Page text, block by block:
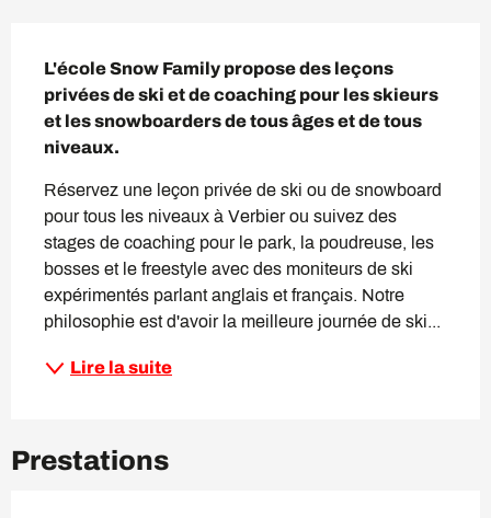
L'école Snow Family propose des leçons
privées de ski et de coaching pour les skieurs
et les snowboarders de tous âges et de tous
niveaux.
Réservez une leçon privée de ski ou de snowboard
pour tous les niveaux à Verbier ou suivez des
stages de coaching pour le park, la poudreuse, les
bosses et le freestyle avec des moniteurs de ski
expérimentés parlant anglais et français. Notre
philosophie est d'avoir la meilleure journée de ski...
Lire la suite
Prestations